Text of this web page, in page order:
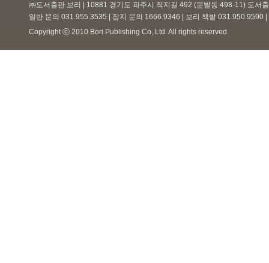
㈜도서출판 보리 | 10881 경기도 파주시 직지길 492 (문발동 498-11) 도서
일반 문의 031.955.3535 | 잡지 문의 1666.9346 | 보리 책밭 031.950.9590
Copyright ⓒ 2010 Bori Publishing Co,.Ltd. All rights reserved.